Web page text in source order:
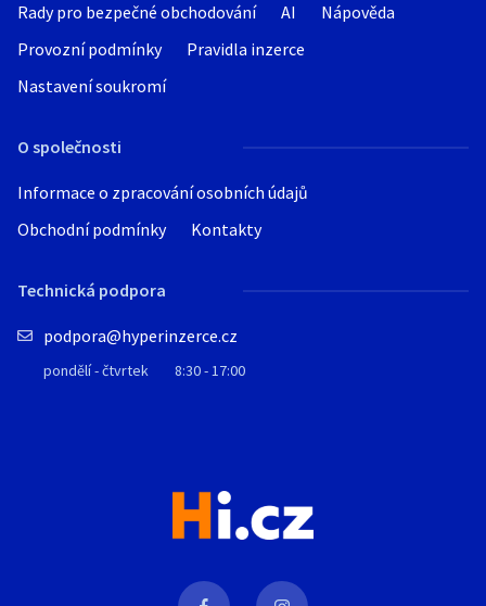
Rady pro bezpečné obchodování
AI
Nápověda
Provozní podmínky
Pravidla inzerce
Nastavení soukromí
O společnosti
Informace o zpracování osobních údajů
Obchodní podmínky
Kontakty
Technická podpora
podpora@hyperinzerce.cz
pondělí - čtvrtek 8:30 - 17:00